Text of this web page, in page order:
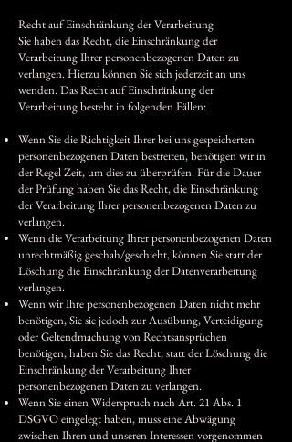
Recht auf Einschränkung der Verarbeitung
Sie haben das Recht, die Einschränkung der
Verarbeitung Ihrer personenbezogenen Daten zu
verlangen. Hierzu können Sie sich jederzeit an uns
wenden. Das Recht auf Einschränkung der
Verarbeitung besteht in folgenden Fällen:
Wenn Sie die Richtigkeit Ihrer bei uns gespeicherten
personenbezogenen Daten bestreiten, benötigen wir in
der Regel Zeit, um dies zu überprüfen. Für die Dauer
der Prüfung haben Sie das Recht, die Einschränkung
der Verarbeitung Ihrer personenbezogenen Daten zu
verlangen.
Wenn die Verarbeitung Ihrer personenbezogenen Daten
unrechtmäßig geschah/geschieht, können Sie statt der
Löschung die Einschränkung der Datenverarbeitung
verlangen.
Wenn wir Ihre personenbezogenen Daten nicht mehr
benötigen, Sie sie jedoch zur Ausübung, Verteidigung
oder Geltendmachung von Rechtsansprüchen
benötigen, haben Sie das Recht, statt der Löschung die
Einschränkung der Verarbeitung Ihrer
personenbezogenen Daten zu verlangen.
Wenn Sie einen Widerspruch nach Art. 21 Abs. 1
DSGVO eingelegt haben, muss eine Abwägung
zwischen Ihren und unseren Interessen vorgenommen